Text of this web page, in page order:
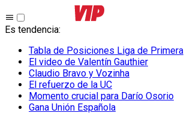
Es tendencia:
Tabla de Posiciones Liga de Primera
El video de Valentín Gauthier
Claudio Bravo y Vozinha
El refuerzo de la UC
Momento crucial para Darío Osorio
Gana Unión Española